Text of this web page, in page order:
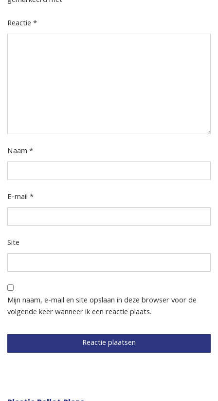
Reactie*
Naam*
E-mail*
Site
Mijn naam, e-mail en site opslaan in deze browser voor de
volgende keer wanneer ik een reactie plaats.